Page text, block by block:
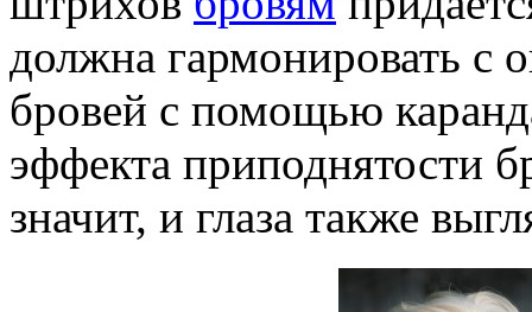
должна гармонировать с
бровей с помощью
эффекта приподнятости
значит, и глаза также